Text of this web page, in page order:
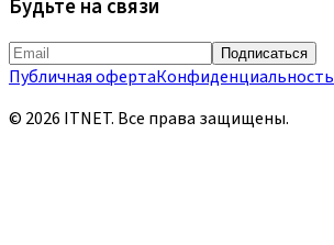
Будьте на связи
Подписаться
Публичная офертаКонфиденциальность
© 2026 ITNET. Все права защищены.